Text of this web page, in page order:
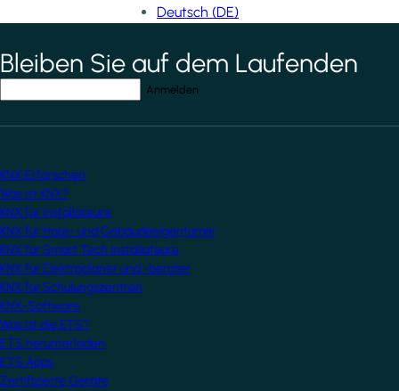
Deutsch (DE)
*indicates required field
Bleiben Sie auf dem Laufenden
KNX Erforschen
Was ist KNX?
KNX für Installateure
KNX für Haus- und Gebäudeeigentümer
KNX für Smart Tech Installateure
KNX für Elektroplaner und -berater
KNX für Schulungszentren
KNX-Software
Was ist die ETS?
ETS herunterladen
ETS Apps
Zertifizierte Geräte